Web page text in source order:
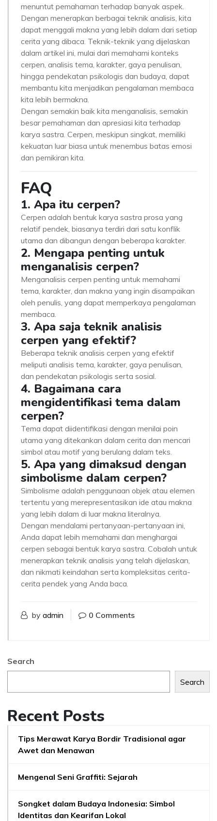
menuntut pemahaman terhadap banyak aspek.
Dengan menerapkan berbagai teknik analisis, kita
dapat menggali makna yang lebih dalam dari setiap
cerita yang dibaca. Teknik-teknik yang dijelaskan
dalam artikel ini, mulai dari memahami konteks
cerpen, analisis tema, karakter, gaya penulisan,
hingga pendekatan psikologis dan budaya, dapat
membantu kita menjadikan pengalaman membaca
kita lebih bermakna.
Dengan semakin baik kita menganalisis, semakin
besar pemahaman dan apresiasi kita terhadap
karya sastra. Cerpen, meskipun singkat, memiliki
kekuatan luar biasa untuk menembus batas emosi
dan pemikiran kita.
FAQ
1. Apa itu cerpen?
Cerpen adalah bentuk karya sastra prosa yang
relatif pendek, biasanya terdiri dari satu konflik
utama dan dibangun dengan beberapa karakter.
2. Mengapa penting untuk
menganalisis cerpen?
Menganalisis cerpen penting untuk memahami
tema, karakter, dan makna yang ingin disampaikan
oleh penulis, yang dapat memperkaya pengalaman
membaca.
3. Apa saja teknik analisis
cerpen yang efektif?
Beberapa teknik analisis cerpen yang efektif
meliputi analisis tema, karakter, gaya penulisan,
dan pendekatan psikologis serta sosial.
4. Bagaimana cara
mengidentifikasi tema dalam
cerpen?
Tema dapat diidentifikasi dengan menilai poin
utama yang ditekankan dalam cerita dan mencari
simbol atau motif yang berulang dalam teks.
5. Apa yang dimaksud dengan
simbolisme dalam cerpen?
Simbolisme adalah penggunaan objek atau elemen
tertentu yang merepresentasikan ide atau makna
yang lebih dalam di luar makna literalnya.
Dengan mendalami pertanyaan-pertanyaan ini,
Anda dapat lebih memahami dan menghargai
cerpen sebagai bentuk karya sastra. Cobalah untuk
menerapkan teknik analisis yang telah dijelaskan,
dan nikmati keindahan serta kompleksitas cerita-
cerita pendek yang Anda baca.
by admin 0 Comments
Search
Search
Recent Posts
Tips Merawat Karya Bordir Tradisional agar
Awet dan Menawan
Mengenal Seni Graffiti: Sejarah
Songket dalam Budaya Indonesia: Simbol
Identitas dan Kearifan Lokal